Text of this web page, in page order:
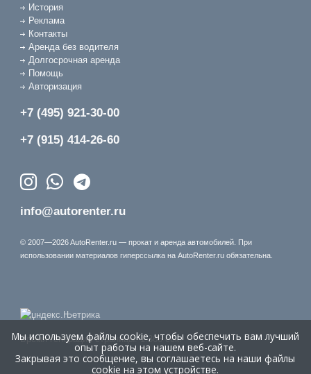
История
Реклама
Контакты
Аренда без водителя
Долгосрочная аренда
Помощь
Авторизация
+7 (495) 921-30-00
+7 (915) 414-26-60
info@autorenter.ru
© 2007—2026 AutoRenter.ru — прокат и аренда автомобилей. При
использовании материалов гиперссылка на AutoRenter.ru обязательна.
Время генерации страницы: 1.366 сек.
Мы используем файлы cookie, чтобы обеспечить вам лучший
опыт работы на нашем веб-сайте.
Закрывая это сообщение, вы соглашаетесь на наши файлы
cookie на этом устройстве.